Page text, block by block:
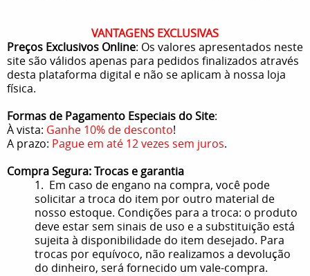
VANTAGENS EXCLUSIVAS
Preços Exclusivos Online: Os valores apresentados neste
site são válidos apenas para pedidos finalizados através
desta plataforma digital e não se aplicam à nossa loja
física.
Formas de Pagamento Especiais do Site:
À vista: Ganhe 10% de desconto!
A prazo: Pague em até 12 vezes sem juros.
Compra Segura: Trocas e garantia
1. Em caso de engano na compra, você pode
solicitar a troca do item por outro material de
nosso estoque. Condições para a troca: o produto
deve estar sem sinais de uso e a substituição está
sujeita à disponibilidade do item desejado. Para
trocas por equívoco, não realizamos a devolução
do dinheiro, será fornecido um vale-compra.